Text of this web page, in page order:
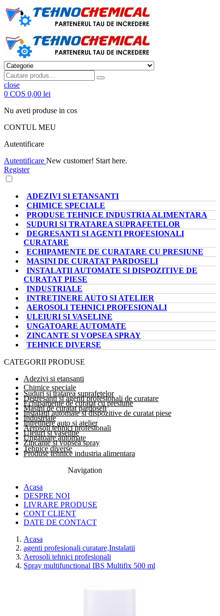
close
0 COS 0,00 lei
Nu aveti produse in cos
CONTUL MEU
Autentificare
Autentificare New customer! Start here.
Register
ADEZIVI SI ETANSANTI
CHIMICE SPECIALE
PRODUSE TEHNICE INDUSTRIA ALIMENTARA
SUDURI SI TRATAREA SUPRAFETELOR
DEGRESANTI SI AGENTI PROFESIONALI
CURATARE
ECHIPAMENTE DE CURATARE CU PRESIUNE
MASINI DE CURATAT PARDOSELI
INSTALATII AUTOMATE SI DISPOZITIVE DE
CURATAT PIESE
INDUSTRIALE
INTRETINERE AUTO SI ATELIER
AEROSOLI TEHNICI PROFESIONALI
ULEIURI SI VASELINE
UNGATOARE AUTOMATE
ZINCANTE SI VOPSEA SPRAY
TEHNICE DIVERSE
CATEGORII PRODUSE
Adezivi si etansanti
Chimice speciale
Suduri si tratarea suprafetelor
Degresanti si agenti profesionali de curatare
Echipamente de curatat cu presiune
Masini de curatat pardoseli
Instalatii automate si dispozitive de curatat piese
Industriale
Intretinere auto si atelier
Aerosoli tehnici profesionali
Uleiuri si vaseline
Ungatoare automate
Zincante si vopsea spray
Tehnice diverse
Produse tehnice industria alimentara
Navigation
Acasa
DESPRE NOI
LIVRARE PRODUSE
CONT CLIENT
DATE DE CONTACT
Acasa
agenti profesionali curatare,Instalatii
Aerosoli tehnici profesionali
Spray multifunctional IBS Multifix 500 ml